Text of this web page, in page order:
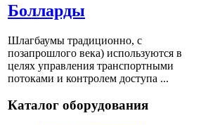
Болларды
Шлагбаумы традиционно, с
позапрошлого века) используются в
целях управления транспортными
потоками и контролем доступа ...
Каталог оборудования